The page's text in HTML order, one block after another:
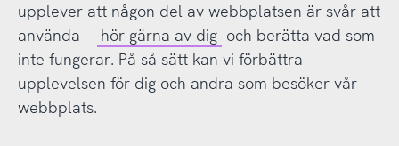
upplever att någon del av webbplatsen är svår att
använda – hör gärna av dig och berätta vad som
inte fungerar. På så sätt kan vi förbättra
upplevelsen för dig och andra som besöker vår
webbplats.